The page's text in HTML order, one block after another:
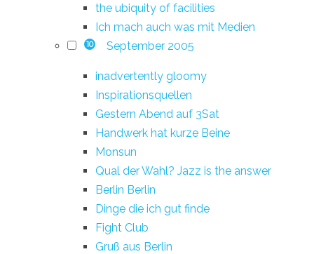
the ubiquity of facilities
Ich mach auch was mit Medien
10 September 2005
inadvertently gloomy
Inspirationsquellen
Gestern Abend auf 3Sat
Handwerk hat kurze Beine
Monsun
Qual der Wahl? Jazz is the answer
Berlin Berlin
Dinge die ich gut finde
Fight Club
Gruß aus Berlin